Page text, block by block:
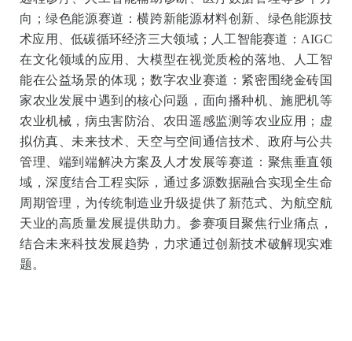
图：选手正在候场区备赛
本次技术创新赛国内决赛设立十大赛道，涵盖先进制
造赛道：既有传统装备的数字化和信息化，也有高端装
备的产业化应用；数字医疗赛道：涵盖智能医疗设备、
远程诊疗、人工智能辅助诊断、医疗数据管理等多个方
向；绿色能源赛道：横跨新能源材料创新、绿色能源技
术应用、低碳循环经济三大领域；人工智能赛道：AIGC
在文化领域的应用、大模型在视觉质检的落地、人工智
能在公益场景的体现；数字农业赛道：紧密围绕金砖国